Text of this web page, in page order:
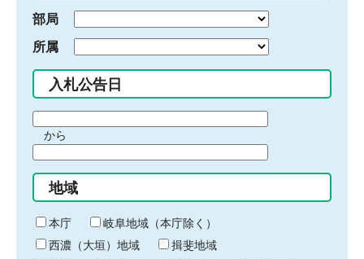
部局
所属
入札公告日
間
始
り
から
間
終
わ
り
地域
本庁
岐阜地域（本庁除く）
西濃（大垣）地域
揖斐地域